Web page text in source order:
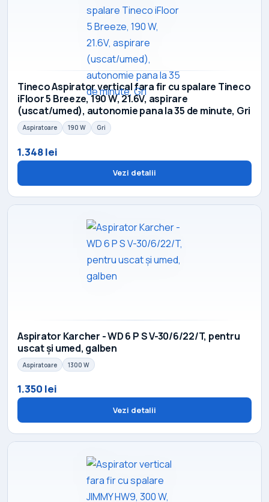
Tineco Aspirator vertical fara fir cu spalare Tineco
iFloor 5 Breeze, 190 W, 21.6V, aspirare
(uscat/umed), autonomie pana la 35 de minute, Gri
Aspiratoare 190 W Gri
1.348 lei
Vezi detalii
Aspirator Karcher - WD 6 P S V-30/6/22/T, pentru
uscat și umed, galben
Aspiratoare 1300 W
1.350 lei
Vezi detalii